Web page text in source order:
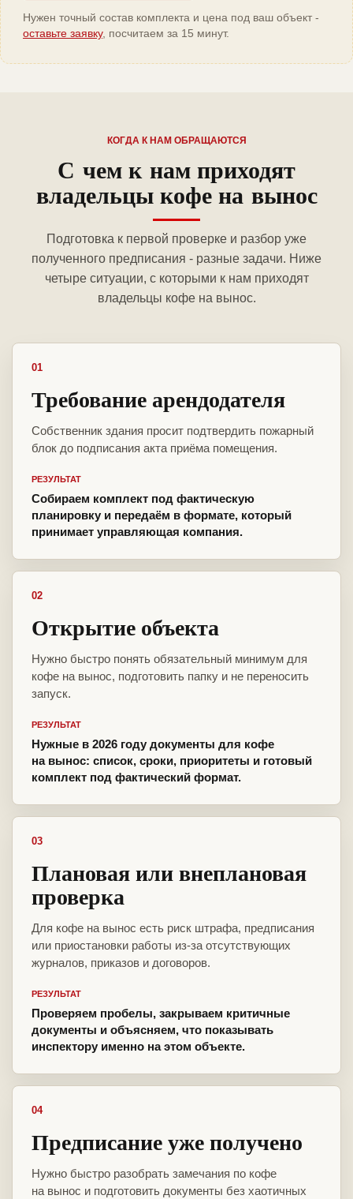
Нужен точный состав комплекта и цена под ваш объект -
оставьте заявку, посчитаем за 15 минут.
КОГДА К НАМ ОБРАЩАЮТСЯ
С чем к нам приходят
владельцы кофе на вынос
Подготовка к первой проверке и разбор уже
полученного предписания - разные задачи. Ниже
четыре ситуации, с которыми к нам приходят
владельцы кофе на вынос.
01
Требование арендодателя
Собственник здания просит подтвердить пожарный
блок до подписания акта приёма помещения.
РЕЗУЛЬТАТ
Собираем комплект под фактическую
планировку и передаём в формате, который
принимает управляющая компания.
02
Открытие объекта
Нужно быстро понять обязательный минимум для
кофе на вынос, подготовить папку и не переносить
запуск.
РЕЗУЛЬТАТ
Нужные в 2026 году документы для кофе
на вынос: список, сроки, приоритеты и готовый
комплект под фактический формат.
03
Плановая или внеплановая
проверка
Для кофе на вынос есть риск штрафа, предписания
или приостановки работы из-за отсутствующих
журналов, приказов и договоров.
РЕЗУЛЬТАТ
Проверяем пробелы, закрываем критичные
документы и объясняем, что показывать
инспектору именно на этом объекте.
04
Предписание уже получено
Нужно быстро разобрать замечания по кофе
на вынос и подготовить документы без хаотичных